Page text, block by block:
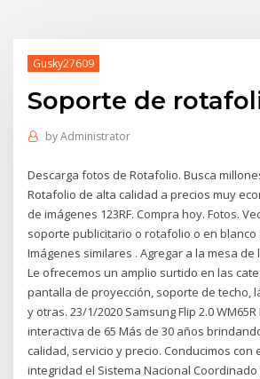
Gusky27609
Soporte de
byAdministrator
Descarga fotos de Rotafolio. Busca
Rotafolio de alta calidad a precios muy
de imágenes 123RF. Compra hoy. Fotos.
soporte publicitario o rotafolio o en blanco
Imágenes similares . Agregar a la mesa de
Le ofrecemos un amplio surtido en las
pantalla de proyección, soporte de techo,
y otras. 23/1/2020 Samsung Flip 2.0
interactiva de 65 Más de 30 años
calidad, servicio y precio. Conducimos con
integridad el Sistema Nacional